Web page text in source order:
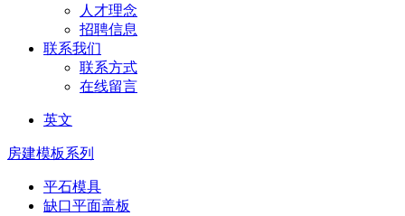
人才理念
招聘信息
联系我们
联系方式
在线留言
英文
房建模板系列
平石模具
缺口平面盖板